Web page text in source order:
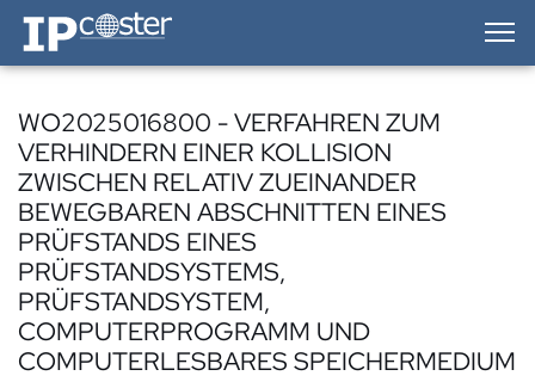
IP-Coster — Home
WO2025016800 - VERFAHREN ZUM
VERHINDERN EINER KOLLISION
ZWISCHEN RELATIV ZUEINANDER
BEWEGBAREN ABSCHNITTEN EINES
PRÜFSTANDS EINES
PRÜFSTANDSYSTEMS,
PRÜFSTANDSYSTEM,
COMPUTERPROGRAMM UND
COMPUTERLESBARES SPEICHERMEDIUM